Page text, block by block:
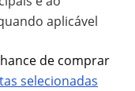
aplicável
de comprar
selecionadas